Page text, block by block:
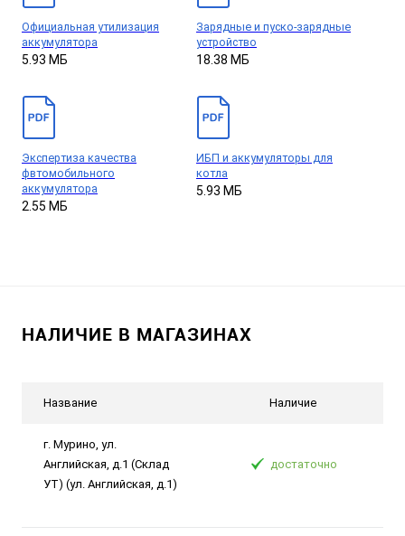
Официальная утилизация
аккумулятора
5.93 МБ
Зарядные и пуско-зарядные
устройство
18.38 МБ
Экспертиза качества
фвтомобильного
аккумулятора
2.55 МБ
ИБП и аккумуляторы для
котла
5.93 МБ
НАЛИЧИЕ В МАГАЗИНАХ
Название Наличие
г. Мурино, ул.
Английская, д.1 (Склад
УТ) (ул. Английская, д.1)
достаточно